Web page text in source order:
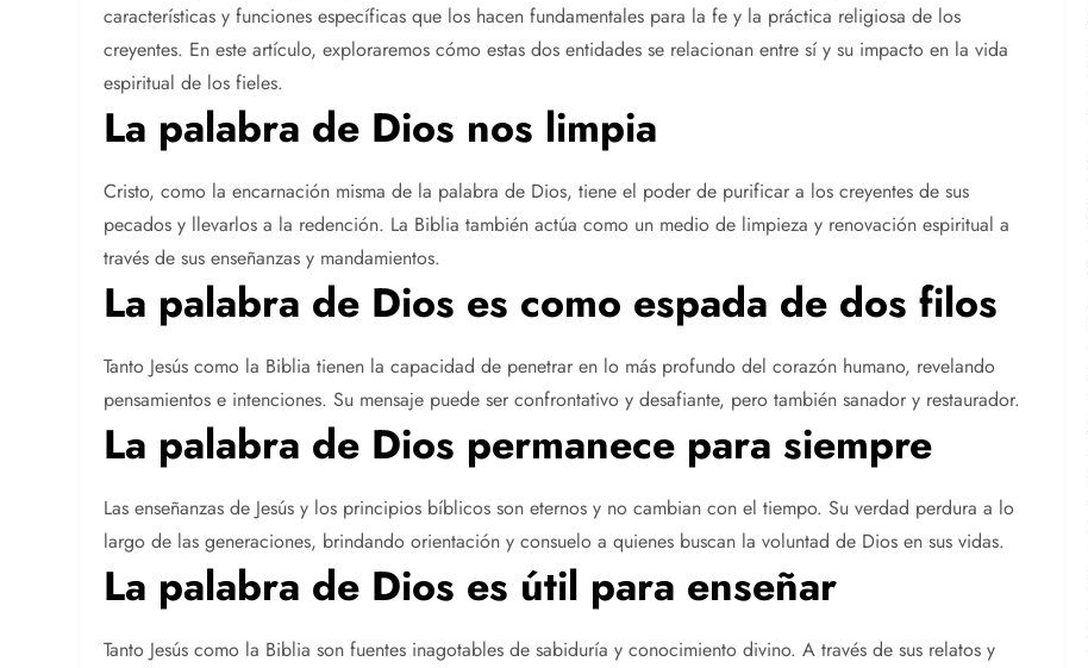
características y funciones específicas que los hacen fundamentales para la fe y la práctica religiosa de los
creyentes. En este artículo, exploraremos cómo estas dos entidades se relacionan entre sí y su impacto en la vida
espiritual de los fieles.
La palabra de Dios nos limpia
Cristo, como la encarnación misma de la palabra de Dios, tiene el poder de purificar a los creyentes de sus
pecados y llevarlos a la redención. La Biblia también actúa como un medio de limpieza y renovación espiritual a
través de sus enseñanzas y mandamientos.
La palabra de Dios es como espada de dos filos
Tanto Jesús como la Biblia tienen la capacidad de penetrar en lo más profundo del corazón humano, revelando
pensamientos e intenciones. Su mensaje puede ser confrontativo y desafiante, pero también sanador y restaurador.
La palabra de Dios permanece para siempre
Las enseñanzas de Jesús y los principios bíblicos son eternos y no cambian con el tiempo. Su verdad perdura a lo
largo de las generaciones, brindando orientación y consuelo a quienes buscan la voluntad de Dios en sus vidas.
La palabra de Dios es útil para enseñar
Tanto Jesús como la Biblia son fuentes inagotables de sabiduría y conocimiento divino. A través de sus relatos y